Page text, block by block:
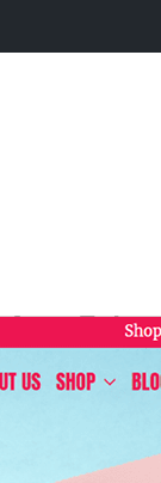
စီးပွားရေးဖြစ်
ဤအခင်းအကျင်းသည် အ
ပံ့ပိုးကူညီမှုများကို ပေး
အစမ်းကြည့်ရှုရန်